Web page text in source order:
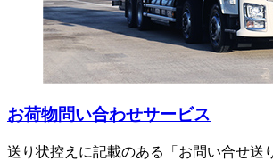
お荷物問い合わせサービス
送り状控えに記載のある「お問い合せ送